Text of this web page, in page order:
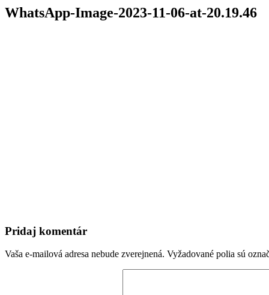
WhatsApp-Image-2023-11-06-at-20.19.46
Pridaj komentár
Vaša e-mailová adresa nebude zverejnená. Vyžadované polia sú